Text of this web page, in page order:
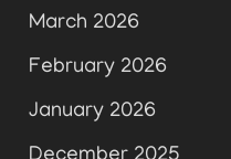
March 2026
February 2026
January 2026